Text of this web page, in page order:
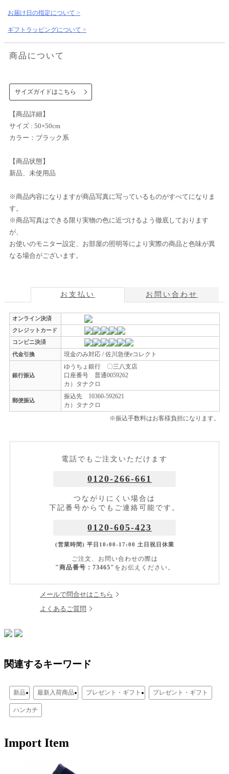
お届け日の指定について >
ギフトラッピングについて >
商品について
サイズガイドはこちら
【商品詳細】
サイズ : 50×50cm
カラー：ブラック系
【商品状態】
新品、未使用品
※商品内容になりますが商品写真に写っているものがすべてになりま
す。
※商品写真はできる限り実物の色に近づけるよう徹底しております
が、
お使いのモニター設定、お部屋の照明等により実際の商品と色味が異
なる場合がございます。
お支払い お問い合わせ
オンライン決済
クレジットカード
コンビニ決済
代金引換
現金のみ対応 / 佐川急便eコレクト
銀行振込
ゆうちょ銀行 〇三八支店
口座番号 普通0059262
カ）タナクロ
郵便振込
振込先 10360-592621
カ）タナクロ
※振込手数料はお客様負担になります。
電話でもご注文いただけます
0120-266-661
つながりにくい場合は
下記番号からでもご連絡可能です。
0120-605-423
(営業時間) 平日10:00-17:00 土日祝日休業
ご注文、お問い合わせの際は
"商品番号：73465" をお伝えください。
メールで問合せはこちら
よくあるご質問
関連するキーワード
新品 最新入荷商品 プレゼント・ギフト プレゼント・ギフト
ハンカチ
Import Item